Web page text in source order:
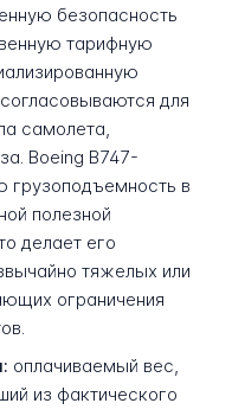
безопасность
тарифную
для
самолета,
Boeing B747-
грузоподъемность в
полезной
делает его
тяжелых или
ограничения
оплачиваемый вес,
из фактического